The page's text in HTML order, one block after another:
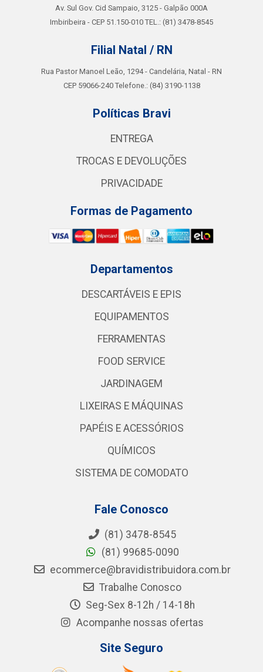
Av. Sul Gov. Cid Sampaio, 3125 - Galpão 000A
Imbiribeira - CEP 51.150-010 TEL.: (81) 3478-8545
Filial Natal / RN
Rua Pastor Manoel Leão, 1294 - Candelária, Natal - RN
CEP 59066-240 Telefone.: (84) 3190-1138
Políticas Bravi
ENTREGA
TROCAS E DEVOLUÇÕES
PRIVACIDADE
Formas de Pagamento
Departamentos
DESCARTÁVEIS E EPIS
EQUIPAMENTOS
FERRAMENTAS
FOOD SERVICE
JARDINAGEM
LIXEIRAS E MÁQUINAS
PAPÉIS E ACESSÓRIOS
QUÍMICOS
SISTEMA DE COMODATO
Fale Conosco
(81) 3478-8545
(81) 99685-0090
ecommerce@bravidistribuidora.com.br
Trabalhe Conosco
Seg-Sex 8-12h / 14-18h
Acompanhe nossas ofertas
Site Seguro